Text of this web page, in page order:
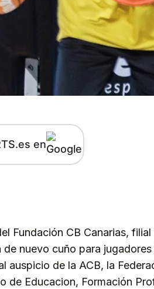
en
Fundación CB Canarias, filial
nuevo cuño para jugadores
auspicio de la ACB, la
de Educacion, Formación